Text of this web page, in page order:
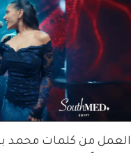
العمل من كلمات محمد